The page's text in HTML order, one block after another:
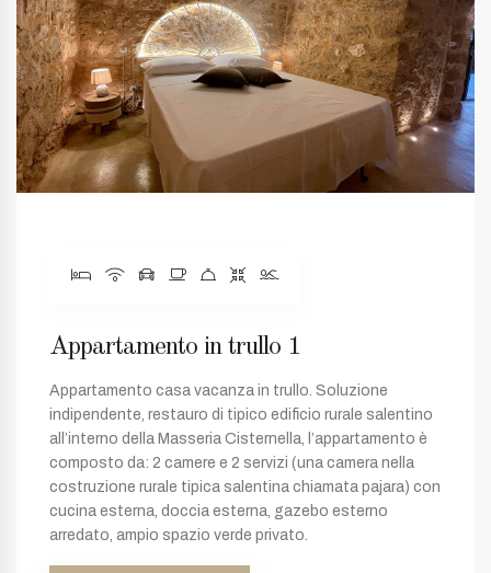
Appartamento in trullo 1
Appartamento casa vacanza in trullo. Soluzione
indipendente, restauro di tipico edificio rurale salentino
all’interno della Masseria Cisternella, l’appartamento è
composto da: 2 camere e 2 servizi (una camera nella
costruzione rurale tipica salentina chiamata pajara) con
cucina esterna, doccia esterna, gazebo esterno
arredato, ampio spazio verde privato.